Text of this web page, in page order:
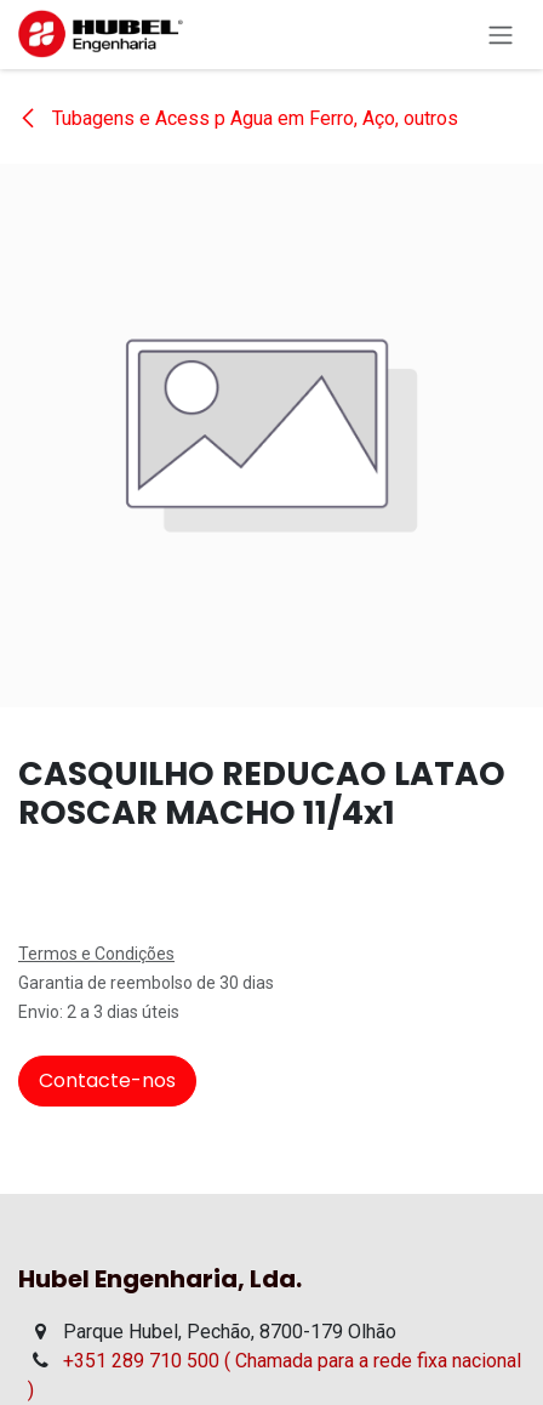
Pular para o conteúdo
Tubagens e Acess p Agua em Ferro, Aço, outros
CASQUILHO REDUCAO LATAO
ROSCAR MACHO 11/4x1
Termos e Condições
Garantia de reembolso de 30 dias
Envio: 2 a 3 dias úteis
Contacte-nos
Hubel Engenharia, Lda.
Parque Hubel, Pechão, 8700-179 Olhão
+351 289 710 500 ( Chamada para a rede fixa nacional
)